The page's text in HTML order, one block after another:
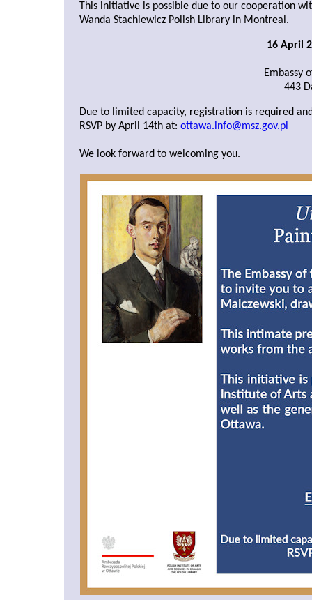
This initiative is possible due to our cooperation
Wanda Stachiewicz Polish Library in Montreal.
16 April
Embassy
443
Due to limited capacity, registration is required
RSVP by April 14th at: ottawa.info@msz.gov.pl
We look forward to welcoming you.